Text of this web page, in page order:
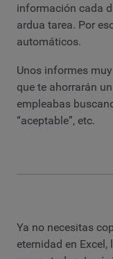
información cada
ardua tarea. Por
automáticos.
Unos informes
que te ahorrarán
empleabas
“aceptable”, etc.
Ya no necesitas
eternidad en